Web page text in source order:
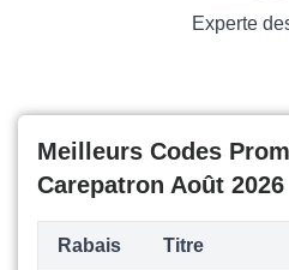
Experte
Meilleurs Codes
Carepatron Août 2026
Rabais Titre